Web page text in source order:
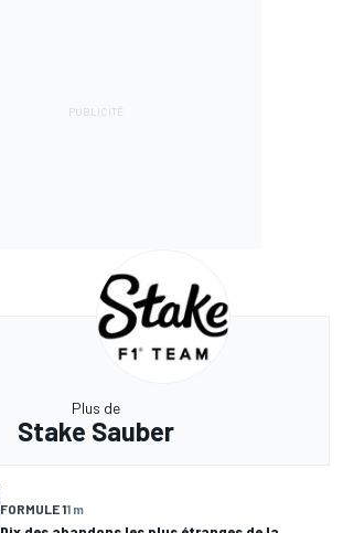
Plus de
Stake Sauber
FORMULE 11 m